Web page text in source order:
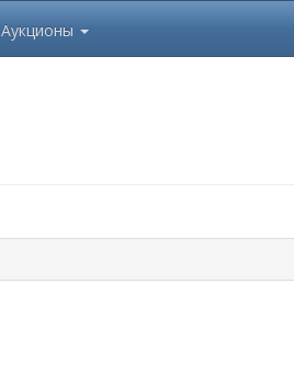
Аукционы